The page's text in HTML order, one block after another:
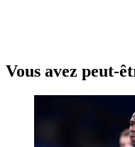
Vous avez peut-